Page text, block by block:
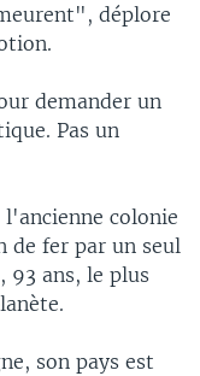
déplore
demander un
Pas un
l'ancienne colonie
de fer par un seul
93 ans, le plus
son pays est